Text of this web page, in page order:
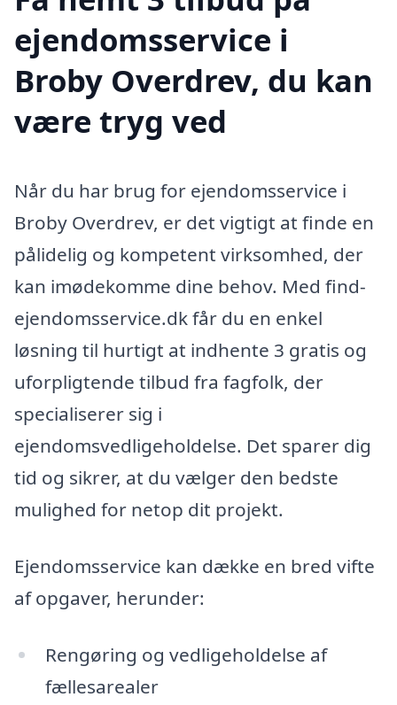
ejendomsservice i
Broby Overdrev, du kan
være tryg ved
Når du har brug for ejendomsservice i
Broby Overdrev, er det vigtigt at finde en
pålidelig og kompetent virksomhed, der
kan imødekomme dine behov. Med find-
ejendomsservice.dk får du en enkel
løsning til hurtigt at indhente 3 gratis og
uforpligtende tilbud fra fagfolk, der
specialiserer sig i
ejendomsvedligeholdelse. Det sparer dig
tid og sikrer, at du vælger den bedste
mulighed for netop dit projekt.
Ejendomsservice kan dække en bred vifte
af opgaver, herunder:
Rengøring og vedligeholdelse af
fællesarealer